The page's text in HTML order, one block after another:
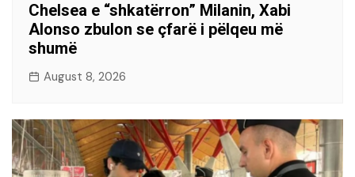
Chelsea e “shkatërron” Milanin, Xabi
Alonso zbulon se çfarë i pëlqeu më
shumë
August 8, 2026